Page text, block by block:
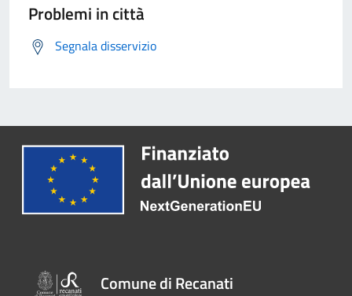
Problemi in città
Segnala disservizio
Comune di Recanati